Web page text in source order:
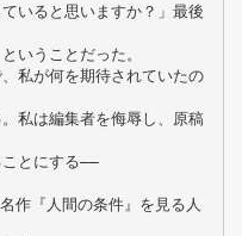
いると思いますか？」最後
いうことだった。
私が何を期待されていたの
私は編集者を侮辱し、原稿
とにする――
作『人間の条件』を見る人